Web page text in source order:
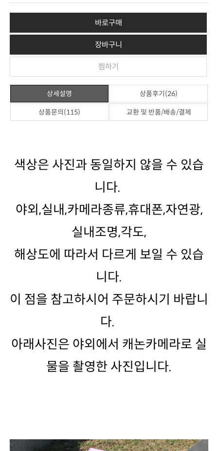
바로구매
장바구니
찜하기
상세설명 상품후기(26)
상품문의(115) 교환 및 반품/배송/결제
니다.
실내조명,각도,
니다.
다.
물을 촬영한 사진입니다.